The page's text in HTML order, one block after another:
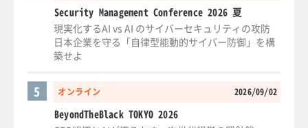
Security Management Conference 2026 夏
現実化するAI vs AI のサイバーセキュリティの攻防
日本企業を守る「自律型能動的サイバー防御」を構
築せよ
オンライン 2026/09/02
5
BeyondTheBlack TOKYO 2026